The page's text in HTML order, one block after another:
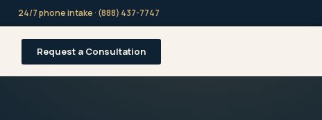
24/7 phone intake · (888) 437-7747
Request a Consultation